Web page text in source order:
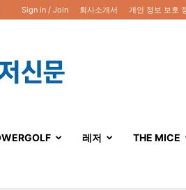
Sign in / Join 회사소개서 개인 정보 보호
레저 THE MICE